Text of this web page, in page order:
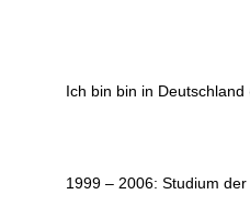
Ich bin bin in
1999 – 2006: Studium